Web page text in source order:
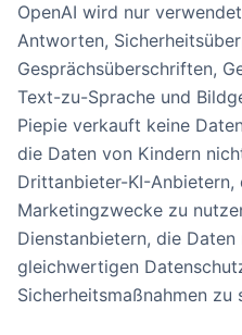
OpenAI wird nur
Antworten,
Gesprächsüberschriften,
Text-zu-Sprache und
Piepie verkauft keine
die Daten von Kindern
Drittanbieter-KI-
Marketingzwecke zu
Dienstanbietern, die
gleichwertigen
Sicherheitsmaßnahmen zu